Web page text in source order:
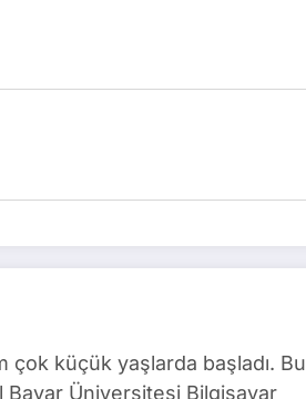
çok küçük yaşlarda başladı. Bu
Üniversitesi Bilgisayar